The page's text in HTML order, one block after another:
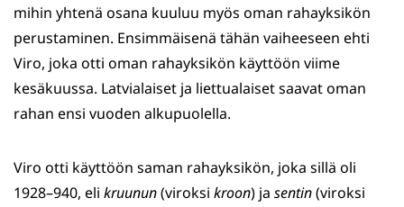
mihin yhtenä osana kuuluu myös oman rahayksikön
perustaminen. Ensimmäisenä tähän vaiheeseen ehti
Viro, joka otti oman rahayksikön käyttöön viime
kesäkuussa. Latvialaiset ja liettualaiset saavat oman
rahan ensi vuoden alkupuolella.
Viro otti käyttöön saman rahayksikön, joka sillä oli
1928–940, eli kruunun(viroksi kroon) ja sentin(viroksi